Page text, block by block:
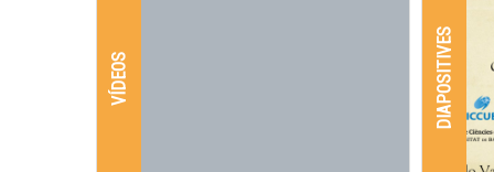
VÍDEOS DIAPOSITIVES